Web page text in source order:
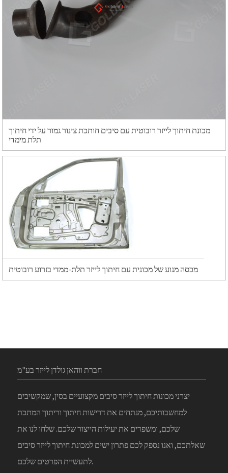
מכונת חיתוך לייזר רובוטית עם סיבים חותכת צינור גמור על ידי חיתוך
תלת מימדי
מכסה מנוע של מכונית עם חיתוך לייזר תלת-ממדי בזרוע רובוטית
חברת ווהאן גולדן לייזר בע"מ
יצרני מכונות חיתוך לייזר סיבים מקצועיים בסין, שמקשיבים
למחשבותיכם, מנתחים את דרישות חיתוך וריתוך המתכת
שלכם, ומשפרים את יעילות הייצור שלכם. שלחו לנו את
שאלתכם, ואנו נספק לכם פתרון ישים למכונת חיתוך לייזר סיבים
לתעשיית הפרטים שלכם.